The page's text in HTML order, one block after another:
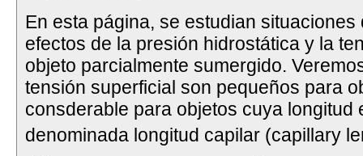
En esta página, se estudian
efectos de la presión hidrostática y la
objeto parcialmente sumergido.
tensión superficial son pequeños para
consderable para objetos cuya
denominada longitud capilar (capillary